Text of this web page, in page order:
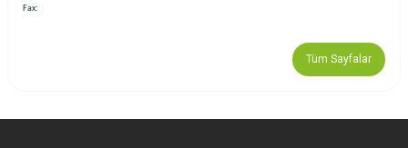
Fax:
Tüm Sayfalar